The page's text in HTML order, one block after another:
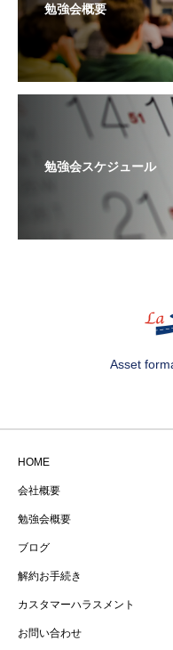
勉強会概要
勉強会スケジュール
Asset
HOME
会社概要
勉強会概要
ブログ
解約お手続き
カスタマーハラスメント
お問い合わせ